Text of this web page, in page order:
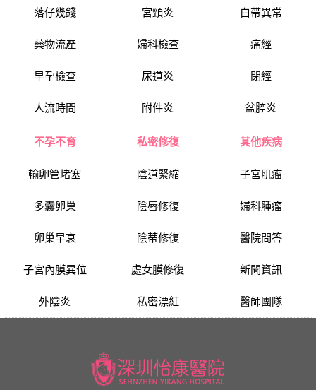
落仔幾錢
藥物流產
早孕檢查
人流時間
宮頸炎
婦科檢查
尿道炎
附件炎
白帶異常
痛經
閉經
盆腔炎
不孕不育
輸卵管堵塞
多囊卵巢
卵巢早衰
子宮內膜異位
外陰炎
私密修復
陰道緊縮
陰唇修復
陰蒂修復
處女膜修復
私密漂紅
其他疾病
子宮肌瘤
婦科腫瘤
醫院問答
新聞資訊
醫師團隊